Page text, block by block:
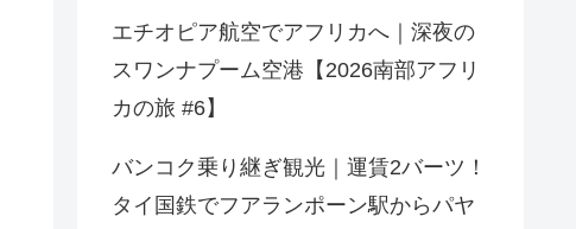
エチオピア航空でアフリカへ｜深夜の
スワンナプーム空港【2026南部アフリ
カの旅 #6】
バンコク乗り継ぎ観光｜運賃2バーツ！
タイ国鉄でフアランポーン駅からパヤ